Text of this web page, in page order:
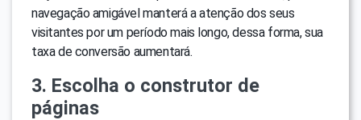
navegação amigável manterá a atenção dos seus
visitantes por um período mais longo, dessa forma, sua
taxa de conversão aumentará.
3. Escolha o construtor de
páginas